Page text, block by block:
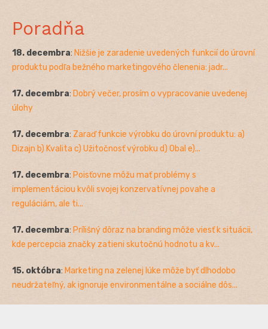
Poradňa
18. decembra: Nižšie je zaradenie uvedených funkcií do úrovní
produktu podľa bežného marketingového členenia: jadr...
17. decembra: Dobrý večer, prosím o vypracovanie uvedenej
úlohy
17. decembra: Zaraď funkcie výrobku do úrovní produktu: a)
Dizajn b) Kvalita c) Užitočnosť výrobku d) Obal e)...
17. decembra: Poisťovne môžu mať problémy s
implementáciou kvôli svojej konzervatívnej povahe a
reguláciám, ale ti...
17. decembra: Prílišný dôraz na branding môže viesť k situácii,
kde percepcia značky zatieni skutočnú hodnotu a kv...
15. októbra: Marketing na zelenej lúke môže byť dlhodobo
neudržateľný, ak ignoruje environmentálne a sociálne dôs...